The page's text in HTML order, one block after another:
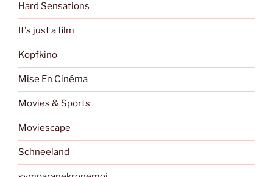
Hard Sensations
It's just a film
Kopfkino
Mise En Cinéma
Movies & Sports
Moviescape
Schneeland